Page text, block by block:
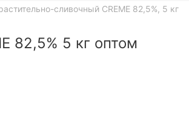
сливочный CREME 82,5%, 5 кг
82,5% 5 кг оптом